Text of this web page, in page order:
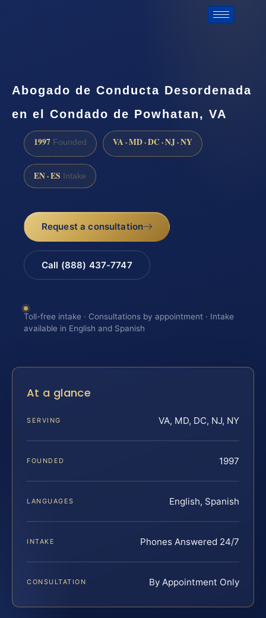
Abogado de Conducta Desordenada
en el Condado de Powhatan, VA
1997 Founded VA · MD · DC · NJ · NY
EN · ES Intake
Request a consultation
Call (888) 437-7747
Toll-free intake · Consultations by appointment · Intake
available in English and Spanish
At a glance
SERVING VA, MD, DC, NJ, NY
FOUNDED 1997
LANGUAGES English, Spanish
INTAKE Phones Answered 24/7
CONSULTATION By Appointment Only